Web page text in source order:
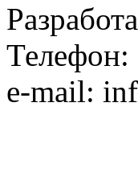
Телефон:
e-mail: